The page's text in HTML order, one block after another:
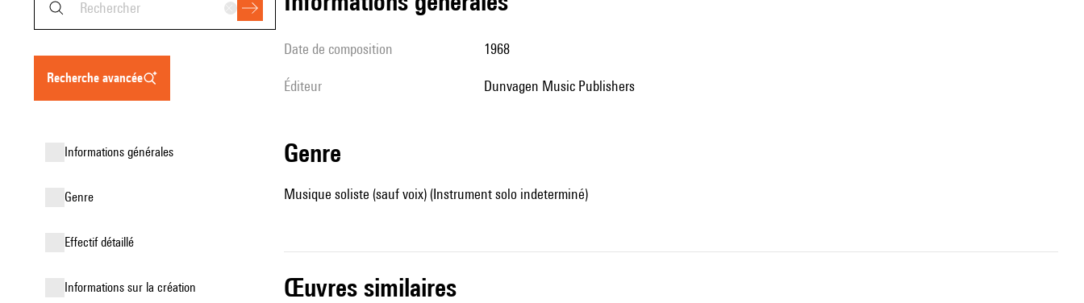
recherche avancée
informations générales
genre
effectif détaillé
informations sur la création
date de composition 1968
éditeur Dunvagen Music Publishers
genre
Musique soliste (sauf voix) (Instrument solo indeterminé)
œuvres similaires